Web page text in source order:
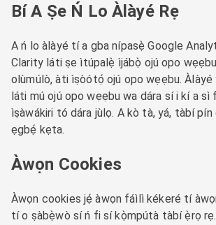
Bí A Ṣe Ń Lo Àlàyé Rẹ
A ń lo àlàyé tí a gba nípasẹ̀ Google
Clarity láti ṣe ìtúpalẹ̀ ìjábọ̀ ojú opo
olùmúlò, àti ìṣòótọ́ ojú opo wẹẹbu. Àlàyé
láti mú ojú opo wẹẹbu wa dára sí i kí a sì
ìṣàwákiri tó dára jùlọ. A kò tà, yá, tàbí
ẹgbẹ́ kẹta.
Àwọn Cookies
Àwọn cookies jẹ́ àwọn fáìlì kékeré tí
tí o ṣàbẹ̀wò sí ń fi sí kọ̀mpútà tàbí ẹ̀rọ